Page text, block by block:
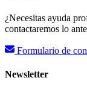
¿Necesitas ayuda
contactaremos lo
Formulario de
Newsletter